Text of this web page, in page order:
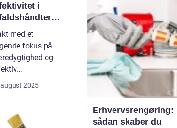
i
med et
fokus på
og
spe...
2025
efter en pårørende eller
køb og salg af bolig. I de
si...
Erhvervsrengøring:
sådan skaber du